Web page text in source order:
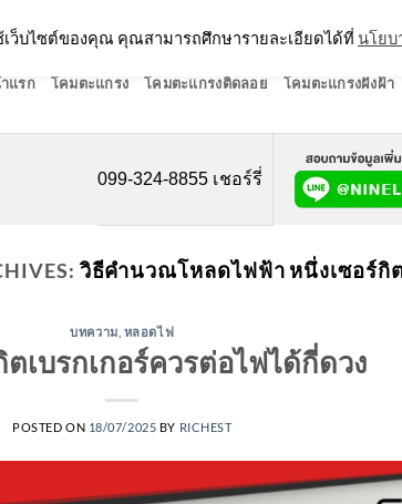
แรก โคมตะแกรง โคมตะแกรงติดลอย โคมตะแกรงฝังฝ้า
099-324-8855 เชอร์รี่
วิธีคำนวณโหลดไฟฟ้า หนึ่งเซอร์กิ
บทความ หลอดไฟ
เบรกเกอร์ควรต่อไฟได้กี่ดวง
POSTED ON 18/07/2025 BY RICHEST
ว็บไซต์ของคุณ คุณสามารถศึกษารายละเอียดได้ที่ นโยบ